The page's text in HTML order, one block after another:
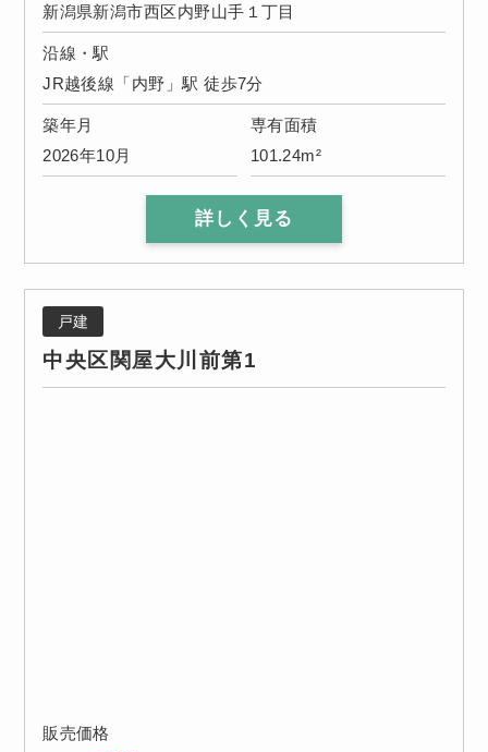
新潟県新潟市西区内野山手１丁目
沿線・駅
JR越後線「内野」駅 徒歩7分
築年月
2026年10月
専有面積
101.24m²
詳しく見る
戸建
中央区関屋大川前第1
販売価格